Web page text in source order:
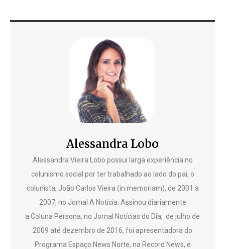
Alessandra Lobo
Alessandra Vieira Lobo possui larga experiência no
colunismo social por ter trabalhado ao lado do pai, o
colunista, João Carlos Vieira (in memoriam), de 2001 a
2007, no Jornal A Notícia. Assinou diariamente
a Coluna Persona, no Jornal Notícias do Dia, de julho de
2009 até dezembro de 2016, foi apresentadora do
Programa Espaço News Norte, na Record News, é